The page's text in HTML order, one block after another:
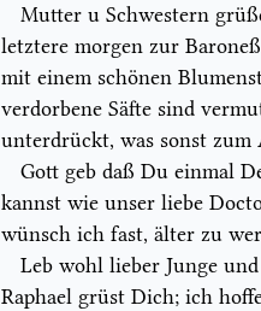
Mutter u Schwestern
letztere morgen zur
mit einem schönen
verdorbene Säfte sind
unterdrückt, was sonst
Gott geb daß Du einmal
kannst wie unser liebe
wünsch ich fast, älter zu
Leb wohl lieber Junge
Raphael grüst Dich; ich